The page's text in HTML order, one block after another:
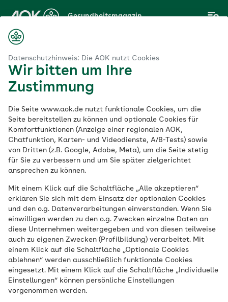
Datenschutzhinweis: Die AOK nutzt Cookies
Wir bitten um Ihre
Zustimmung
Die Seite www.aok.de nutzt funktionale Cookies, um die
Seite bereitstellen zu können und optionale Cookies für
Komfortfunktionen (Anzeige einer regionalen AOK,
Chatfunktion, Karten- und Videodienste, A/B-Tests) sowie
von Dritten (z.B. Google, Adobe, Meta), um die Seite stetig
für Sie zu verbessern und um Sie später zielgerichtet
ansprechen zu können.
Mit einem Klick auf die Schaltfläche „Alle akzeptieren“
erklären Sie sich mit dem Einsatz der optionalen Cookies
und den o.g. Datenverarbeitungen einverstanden. Wenn Sie
einwilligen werden zu den o.g. Zwecken einzelne Daten an
diese Unternehmen weitergegeben und von diesen teilweise
auch zu eigenen Zwecken (Profilbildung) verarbeitet. Mit
einem Klick auf die Schaltfläche „Optionale Cookies
ablehnen“ werden ausschließlich funktionale Cookies
eingesetzt. Mit einem Klick auf die Schaltfläche „Individuelle
Einstellungen“ können persönliche Einstellungen
vorgenommen werden.
Hauptinhalt
springen
Gesundheitsmagazin
Erfahrungsbericht
Klaustrophobie
Veröffentlicht am:
24.05.2023 6 Minuten Lesedauer
Menschen mit Klaustrophobie
(Raumangst) haben in engen oder
geschlossenen Räumen Angst davor, zu
ersticken oder erdrückt zu werden. Im
Gegensatz zu einer Platzangst fürchten
sie sich jedoch nicht vor öffentlichen
Situationen oder weiten Plätzen.